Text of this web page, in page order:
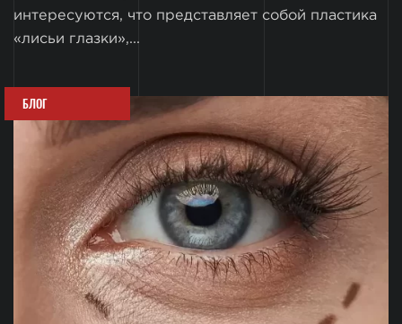
интересуются, что представляет собой пластика
«лисьи глазки»,...
БЛОГ